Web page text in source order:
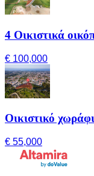
4 Οικιστικά
€ 100,000
Οικιστικό
€ 55,000